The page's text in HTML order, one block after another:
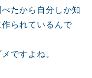
たから自分しか知
られているんで
ですよね。